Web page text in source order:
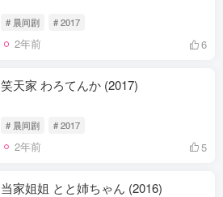
# 晨间剧 # 2017
2年前 6
笑天家 わろてんか (2017)
# 晨间剧 # 2017
2年前 5
当家姐姐 とと姉ちゃん (2016)